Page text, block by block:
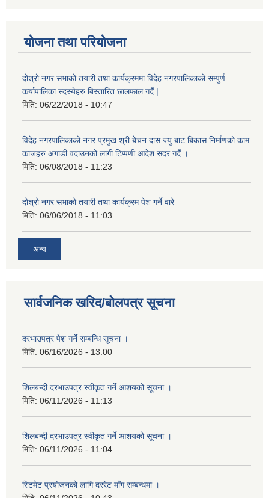
योजना तथा परियोजना
दोश्रो नगर सभाको तयारी तथा कार्यक्रममा विदेह नगरपालिकाको सम्पुर्ण
कर्यापालिका स्दस्येहरु बिस्तारित छालफाल गर्दै |
मिति: 06/22/2018 - 10:47
विदेह नगरपालिकाको नगर प्रमुख श्री बेचन दास ज्यु बाट बिकास निर्माणको काम
काजहरु अगाडी वदाउनको लागी टिप्पणी आदेश सदर गर्दै ।
मिति: 06/08/2018 - 11:23
दोश्रो नगर सभाको तयारी तथा कार्यक्रम पेश गर्ने वारे
मिति: 06/06/2018 - 11:03
अन्य
सार्वजनिक खरिद/बोलपत्र सूचना
दरभाउपत्र पेश गर्ने सम्बन्धि सूचना ।
मिति: 06/16/2026 - 13:00
शिलबन्दी दरभाउपत्र स्वीकृत गर्ने आशयको सूचना ।
मिति: 06/11/2026 - 11:13
शिलबन्दी दरभाउपत्र स्वीकृत गर्ने आशयको सूचना ।
मिति: 06/11/2026 - 11:04
स्टिमेट प्रयोजनको लागि दररेट माँग सम्बन्धमा ।